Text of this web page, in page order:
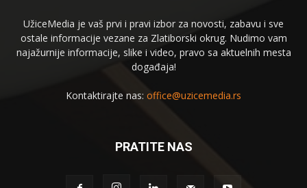
UžiceMedia je vaš prvi i pravi izbor za novosti, zabavu i sve
ostale informacije vezane za Zlatiborski okrug. Nudimo vam
najažurnije informacije, slike i video, pravo sa aktuelnih mesta
događaja!
Kontaktirajte nas: office@uzicemedia.rs
PRATITE NAS